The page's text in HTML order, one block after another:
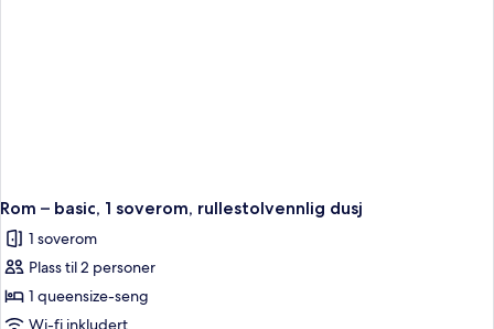
Rom – basic, 1 soverom, rullestolvennlig dusj
1 soverom
Plass til 2 personer
1 queensize-seng
Wi-fi inkludert